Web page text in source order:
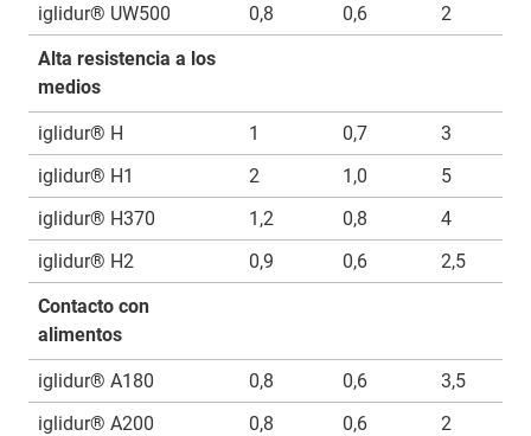
iglidur® UW500
0,8 0,6
2
Alta resistencia a los
medios
iglidur® H 1 0,7
3
iglidur® H1
2 1,0
5
iglidur® H370
1,2 0,8
4
iglidur® H2
0,9 0,6
2,5
Contacto con
alimentos
iglidur® A180 0,8 0,6
3,5
iglidur® A200
0,8 0,6
2